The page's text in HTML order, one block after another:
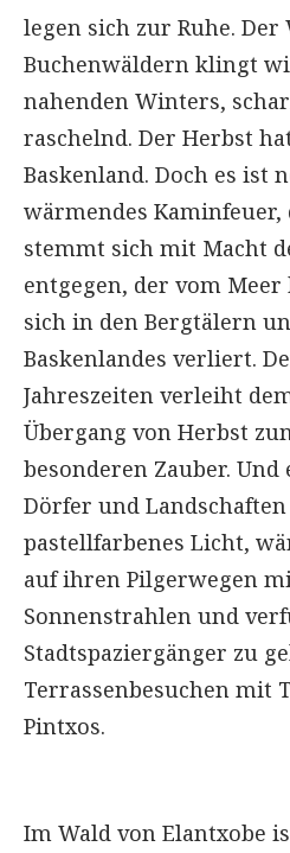
legen sich zur Ruhe. Der
Buchenwäldern klingt
nahenden Winters,
raschelnd. Der Herbst
Baskenland. Doch es ist
wärmendes Kaminfeuer,
stemmt sich mit Macht
entgegen, der vom
sich in den Bergtälern
Baskenlandes verliert.
Jahreszeiten verleiht
Übergang von Herbst
besonderen Zauber. Und
Dörfer und
pastellfarbenes Licht,
auf ihren Pilgerwegen
Sonnenstrahlen und
Stadtspaziergänger zu
Terrassenbesuchen mit
Pintxos.
Im Wald von Elantxobe